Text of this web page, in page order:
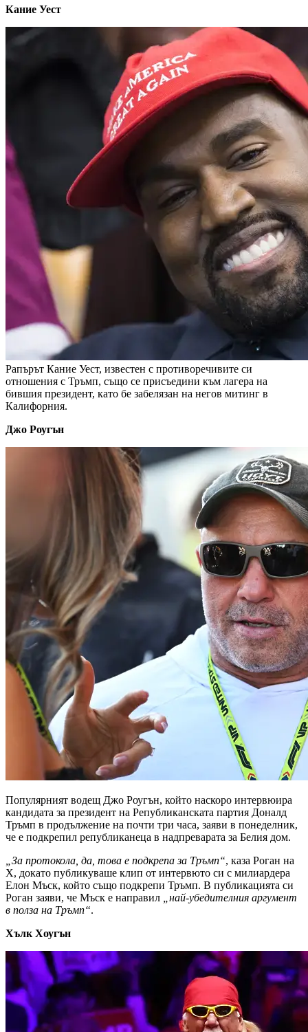
Кание Уест
Рапърът Кание Уест, известен с противоречивите си
отношения с Тръмп, също се присъедини към лагера на
бившия президент, като бе забелязан на негов митинг в
Калифорния.
Джо Роугън
Популярният водещ Джо Роугън, който наскоро интервюира
кандидата за президент на Републиканската партия Доналд
Тръмп в продължение на почти три часа, заяви в понеделник,
че е подкрепил републиканеца в надпреварата за Белия дом.
„За протокола, да, това е подкрепа за Тръмп“, каза Роган на
X, докато публикуваше клип от интервюто си с милиардера
Елон Мъск, който също подкрепи Тръмп. В публикацията си
Роган заяви, че Мъск е направил „най-убедителния аргумент
в полза на Тръмп“.
Хълк Хоугън